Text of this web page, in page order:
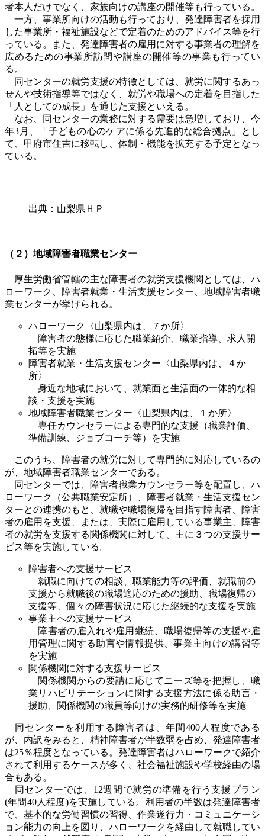
者本人だけでなく、家族向けの講座の開催等も行っている。
一方、事業所向けの活動も行っており、発達障害者を採用
した事業所・福祉施設などで定着のためのアドバイス等を行
っている。また、発達障害者の雇用に対する事業者の理解を
広めるための事業所訪問や講座の開催等の事業も行ってい
る。
同センターの就労支援の特徴としては、就労に関するあっ
せんや技術指導等ではなく、就労や職場への定着を目指した
「人としての成長」を通じた支援といえる。
なお、同センターの業務に対する需要は急増しており、今
年3 月、「子どもの心のケアに係る先進的な総合拠点」とし
て、甲府市住吉に移転し、体制・機能を拡充する予定となっ
ている。
出典：山梨県ＨＰ
（２）地域障害者職業センター
厚生労働省管轄の主な障害者の就労支援機関としては、ハ
ローワーク、障害者就業・生活支援センター、地域障害者職
業センターが挙げられる。
ハローワーク〈山梨県内は、７か所〉
障害者の態様に応じた職業紹介、職業指導、求人開
拓等を実施
障害者就業・生活支援センター〈山梨県内は、４か
所〉
身近な地域において、就業面と生活面の一体的な相
談・支援を実施
地域障害者職業センター〈山梨県内は、１か所〉
専任カウンセラーによる専門的な支援（職業評価、
準備訓練、ジョブコーチ等）を実施
このうち、障害者の就労に対して専門的に対応しているの
が、地域障害者職業センターである。
同センターでは、障害者職業カウンセラー等を配置し、ハ
ローワーク（公共職業安定所）、障害者就業・生活支援セン
ターとの連携のもと、就職や職場復帰を目指す障害者、障害
者の雇用を支援、または、実際に雇用している事業主、障害
者の就労を支援する関係機関に対して、主に３つの支援サー
ビス等を実施している。
障害者への支援サービス
就職に向けての相談、職業能力等の評価、就職前の
支援から就職後の職場適応のための援助、職場復帰の
支援等、個々の障害状況に応じた継続的な支援を実施
事業主への支援サービス
障害者の雇入れや雇用継続、職場復帰等の支援や雇
用管理に関する助言や情報提供、事業主向けの講習等
を実施
関係機関に対する支援サービス
関係機関からの要請に応じてニーズ等を把握し、職
業リハビリテーションに関する支援方法に係る助言・
援助、関係機関の職員等向けの実務的研修等を実施
同センターを利用する障害者は、年間400人程度である
が、内訳をみると、精神障害者が半数弱を占め、発達障害者
は25％程度となっている。発達障害者はハローワークで紹介
されて利用するケースが多く、社会福祉施設や学校経由の場
合もある。
同センターでは、12週間で就労の準備を行う支援プラン
(年間40人程度)を実施している。利用者の半数は発達障害者
で、基本的な労働習慣の習得、作業遂行力・コミュニケーシ
ョン能力の向上を図り、ハローワークを経由して就職してい